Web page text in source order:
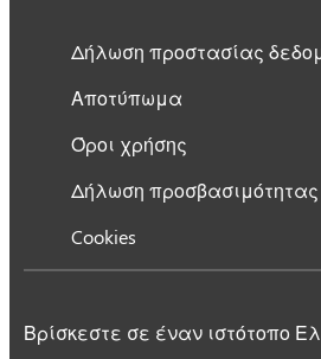
Δήλωση προστασίας
Αποτύπωμα
Όροι χρήσης
Δήλωση προσβασιμότητας
Cookies
Βρίσκεστε σε έναν ιστότοπο